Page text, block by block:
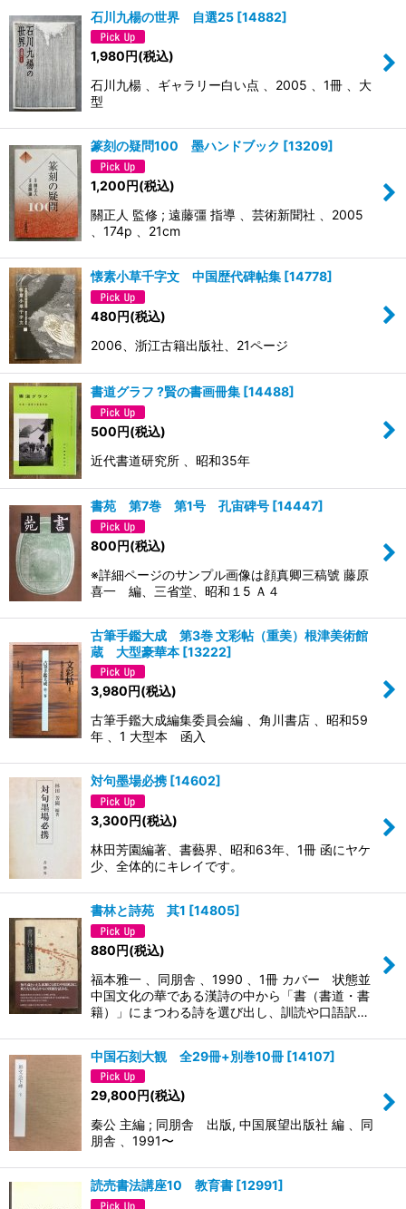
石川九楊の世界 自選25 [14882]
1,980円(税込)
石川九楊 、ギャラリー白い点 、2005 、1冊 、大
型
篆刻の疑問100 墨ハンドブック [13209]
1,200円(税込)
關正人 監修 ; 遠藤彊 指導 、芸術新聞社 、2005
、174p 、21cm
懐素小草千字文 中国歴代碑帖集 [14778]
480円(税込)
2006、浙江古籍出版社、21ページ
書道グラフ ?賢の書画冊集 [14488]
500円(税込)
近代書道研究所 、昭和35年
書苑 第7巻 第1号 孔宙碑号 [14447]
800円(税込)
※詳細ページのサンプル画像は顔真卿三稿號 藤原
喜一 編、三省堂、昭和１5 Ａ４
古筆手鑑大成 第3巻 文彩帖（重美）根津美術館
蔵 大型豪華本 [13222]
3,980円(税込)
古筆手鑑大成編集委員会編 、角川書店 、昭和59
年 、1 大型本 函入
対句墨場必携 [14602]
3,300円(税込)
林田芳園編著、書藝界、昭和63年、1冊 函にヤケ
少、全体的にキレイです。
書林と詩苑 其1 [14805]
880円(税込)
福本雅一 、同朋舎 、1990 、1冊 カバー 状態並
中国文化の華である漢詩の中から「書（書道・書
籍）」にまつわる詩を選び出し、訓読や口語訳…
中国石刻大観 全29冊+別巻10冊 [14107]
29,800円(税込)
秦公 主編 ; 同朋舎 出版, 中国展望出版社 編 、同
朋舎 、1991〜
読売書法講座10 教育書 [12991]